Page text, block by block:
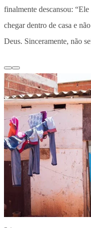
finalmente descansou:
chegar dentro de casa e
Deus. Sinceramente, não